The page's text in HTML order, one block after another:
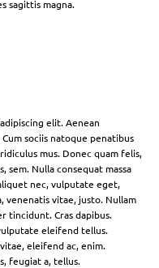
sagittis magna.
elit. Aenean
sociis natoque penatibus
mus. Donec quam felis,
Nulla consequat massa
nec, vulputate eget,
venenatis vitae, justo. Nullam
tincidunt. Cras dapibus.
eleifend tellus.
eleifend ac, enim.
feugiat a, tellus.